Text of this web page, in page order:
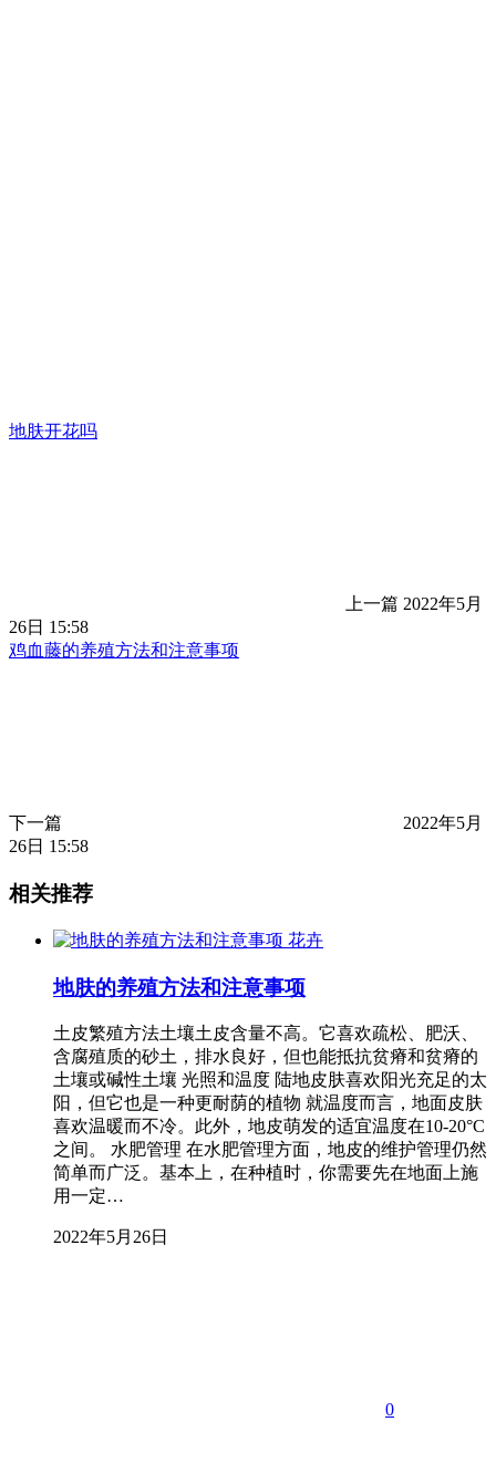
地肤开花吗
上一篇 2022年5月
26日 15:58
鸡血藤的养殖方法和注意事项
下一篇
2022年5月
26日 15:58
相关推荐
花卉
地肤的养殖方法和注意事项
土皮繁殖方法土壤土皮含量不高。它喜欢疏松、肥沃、
含腐殖质的砂土，排水良好，但也能抵抗贫瘠和贫瘠的
土壤或碱性土壤 光照和温度 陆地皮肤喜欢阳光充足的太
阳，但它也是一种更耐荫的植物 就温度而言，地面皮肤
喜欢温暖而不冷。此外，地皮萌发的适宜温度在10-20°C
之间。 水肥管理 在水肥管理方面，地皮的维护管理仍然
简单而广泛。基本上，在种植时，你需要先在地面上施
用一定…
2022年5月26日
0